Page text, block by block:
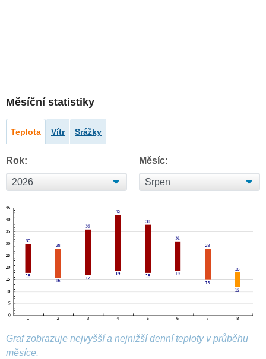
Měsíční statistiky
Teplota Vítr Srážky
Rok: Měsíc:
Graf zobrazuje nejvyšší a nejnižší denní teploty v průběhu
měsíce.